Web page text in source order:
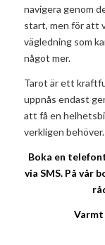
navigera genom
start, men för att
vägledning som
något mer.
Tarot är ett
uppnås endast
att få en
verkligen behöver.
Boka en
via SMS. På vår
Varmt